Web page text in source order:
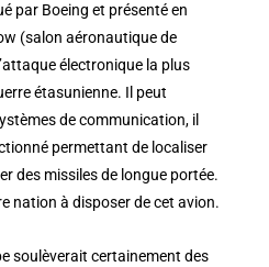
par Boeing et présenté en
(salon aéronautique de
électronique la plus
étasunienne. Il peut
de communication, il
permettant de localiser
des missiles de longue portée.
nation à disposer de cet avion.
soulèverait certainement des